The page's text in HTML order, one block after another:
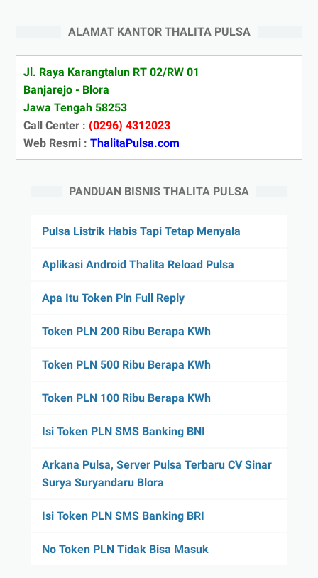
ALAMAT KANTOR THALITA PULSA
Jl. Raya Karangtalun RT 02/RW 01
Banjarejo - Blora
Jawa Tengah 58253
Call Center : (0296) 4312023
Web Resmi : ThalitaPulsa.com
PANDUAN BISNIS THALITA PULSA
Pulsa Listrik Habis Tapi Tetap Menyala
Aplikasi Android Thalita Reload Pulsa
Apa Itu Token Pln Full Reply
Token PLN 200 Ribu Berapa KWh
Token PLN 500 Ribu Berapa KWh
Token PLN 100 Ribu Berapa KWh
Isi Token PLN SMS Banking BNI
Arkana Pulsa, Server Pulsa Terbaru CV Sinar
Surya Suryandaru Blora
Isi Token PLN SMS Banking BRI
No Token PLN Tidak Bisa Masuk